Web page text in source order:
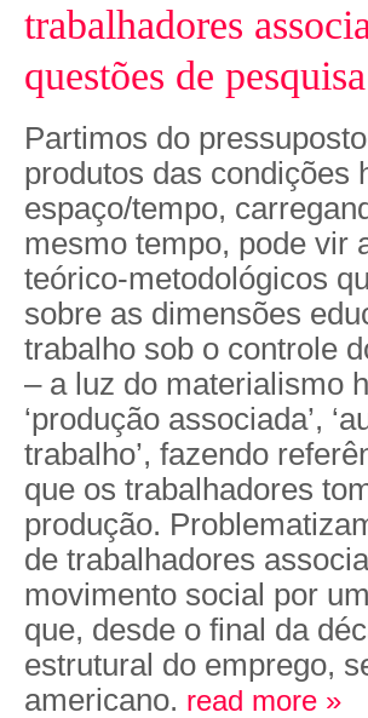
trabalhadores
questões de pesquisa
Partimos do
produtos das condições
espaço/tempo,
mesmo tempo, pode vir
teórico-metodológicos
sobre as dimensões
trabalho sob o controle
– a luz do materialismo
‘produção associada’,
trabalho’, fazendo
que os trabalhadores
produção.
de trabalhadores
movimento social por
que, desde o final da
estrutural do emprego,
americano. read more »